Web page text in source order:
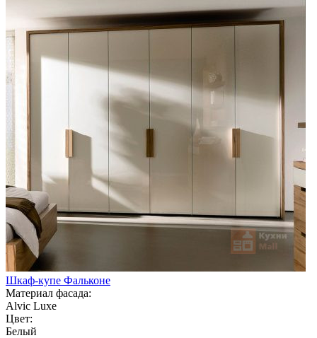
Шкаф-купе Фальконе
Материал фасада:
Alvic Luxe
Цвет:
Белый